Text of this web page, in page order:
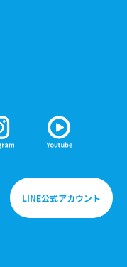
LINE公式アカウント